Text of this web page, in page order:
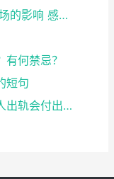
和合姻缘：和合术后现象 人会受磁场的影响 感到头晕...
何禁忌？
短句
和合姻缘：女人为什么会出轨？女人出轨会付出感情吗？